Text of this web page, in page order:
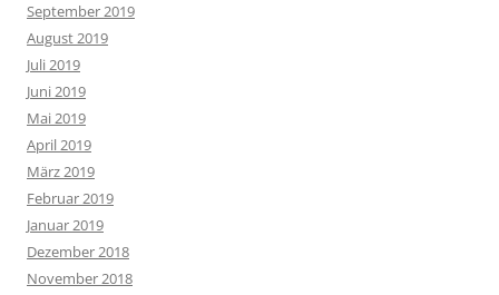
September 2019
August 2019
Juli 2019
Juni 2019
Mai 2019
April 2019
März 2019
Februar 2019
Januar 2019
Dezember 2018
November 2018